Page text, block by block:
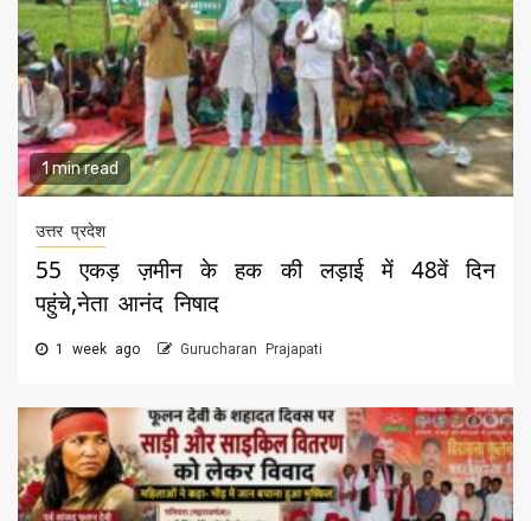
1 min read
उत्तर प्रदेश
55 एकड़ ज़मीन के हक की लड़ाई में 48वें दिन
पहुंचे,नेता आनंद निषाद
1 week ago Gurucharan Prajapati